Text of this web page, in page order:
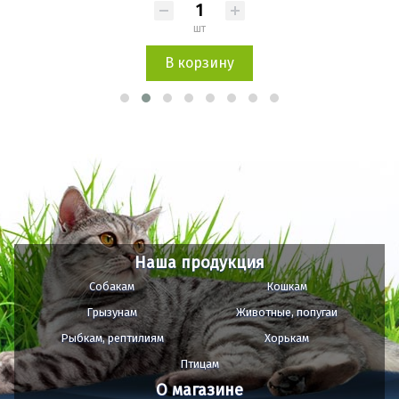
шт
В корзину
Наша продукция
Собакам
Кошкам
Грызунам
Животные, попугаи
Рыбкам, рептилиям
Хорькам
Птицам
О магазине